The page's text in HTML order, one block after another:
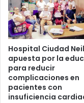
Hospital Ciudad
apuesta por la
para reducir
complicaciones en
pacientes con
insuficiencia